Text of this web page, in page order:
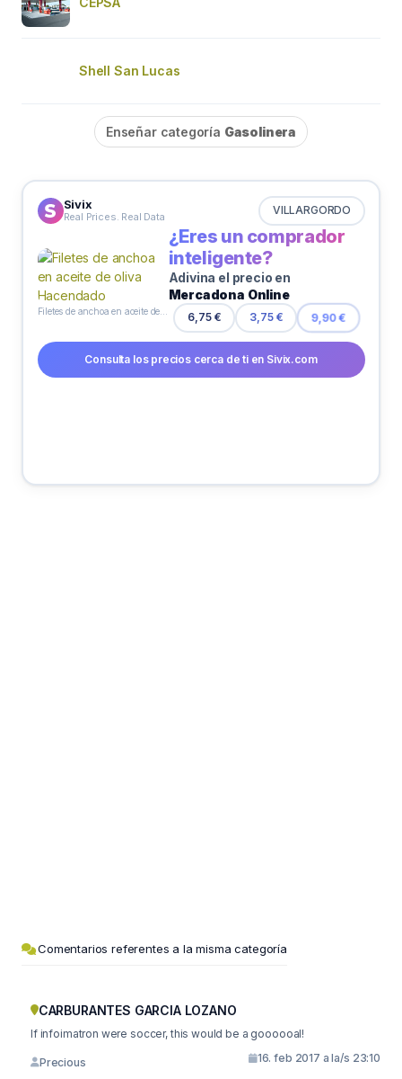
Shell San Lucas
Enseñar categoría Gasolinera
Sivix
Real Prices. Real Data VILLARGORDO
¿Eres un comprador
inteligente?
Adivina el precio en
Mercadona Online
6,75 € 3,75 € 9,90 €
Consulta los precios cerca de ti en Sivix.com
Comentarios referentes a la misma categoría
CARBURANTES GARCIA LOZANO
If infoimatron were soccer, this would be a goooooal!
Precious 16. feb 2017 a la/s 23:10